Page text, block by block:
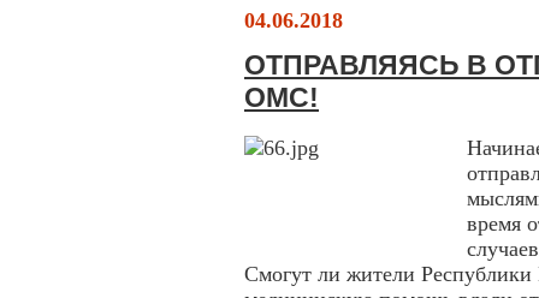
04.06.2018
ОТПРАВЛЯЯСЬ В
ОМС!
время
Смогут ли жители